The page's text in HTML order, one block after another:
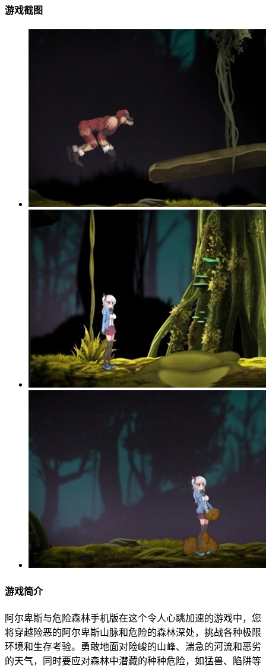
游戏截图
游戏简介
阿尔卑斯与危险森林手机版在这个令人心跳加速的游戏中，您
将穿越险恶的阿尔卑斯山脉和危险的森林深处，挑战各种极限
环境和生存考验。勇敢地面对险峻的山峰、湍急的河流和恶劣
的天气，同时要应对森林中潜藏的种种危险，如猛兽、陷阱等